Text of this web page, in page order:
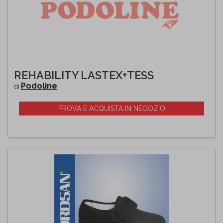
REHABILITY LASTEX+TESS
di Podoline
PROVA E ACQUISTA IN NEGOZIO